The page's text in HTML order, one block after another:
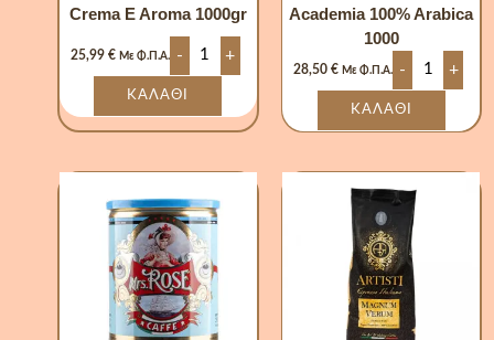
Crema E Aroma 1000gr
25,99 € Με Φ.Π.Α. - +
ΚΑΛΆΘΙ
Academia 100% Arabica
1000
28,50€ Με Φ.Π.Α. - +
ΚΑΛΆΘΙ
Caffe
Espresso
Κόκκους
Decaffeinato
250gr
ποσότητα
Caffe
Espresso
Κόκκους
Magnum
Verum
100%
Arabica
1000gr